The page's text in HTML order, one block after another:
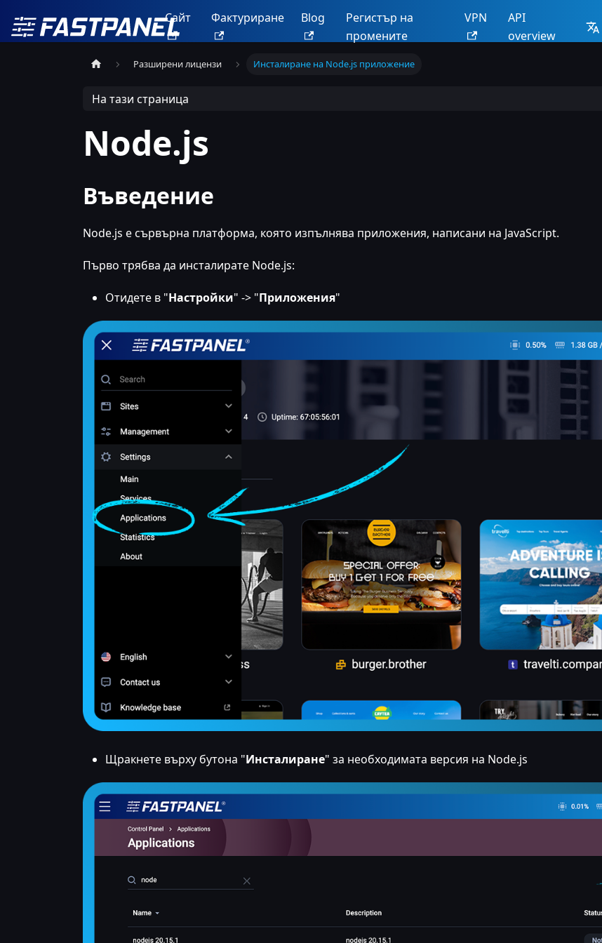
Сайт Фактуриране Blog
Регистър на
промените
VPN
API
overview
Разширени лицензи Инсталиране на Node.js приложение
На тази страница
Node.js
Въведение
Node.js е сървърна платформа, която изпълнява приложения, написани на JavaScript.
Първо трябва да инсталирате Node.js:
Отидете в "Настройки" -> "Приложения"
Щракнете върху бутона "Инсталиране" за необходимата версия на Node.js